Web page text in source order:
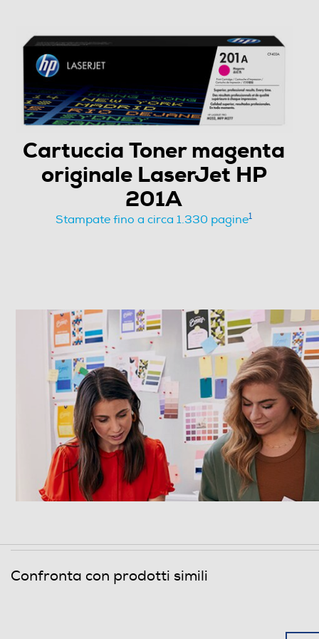
Marca compatibile
Stampanti compatibili
Informazioni sulla sicurezza del prodotto
Clicca qui
Cartuccia Toner magenta
originale LaserJet HP
201A
Stampate fino a circa 1.330 pagine1
Confronta con prodotti simili